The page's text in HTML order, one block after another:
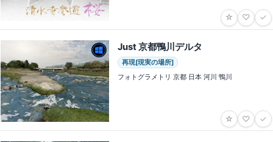
☆ ♡ ✓
Just 京都鴨川デルタ
再現[現実の場所]
フォトグラメトリ 京都 日本 河川 鴨川
☆ ♡ ✓